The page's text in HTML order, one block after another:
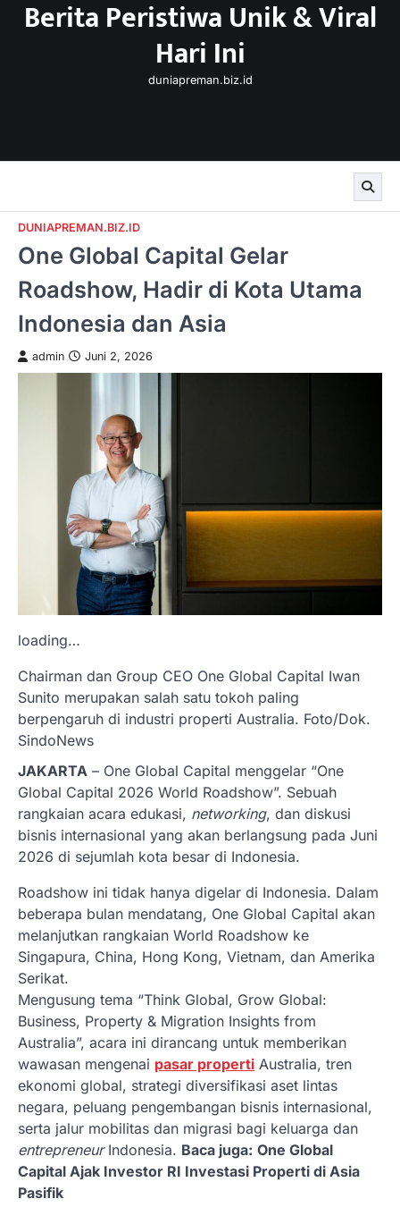
SkipBerita Peristiwa Unik & Viral
Hari Ini
duniapreman.biz.id
DUNIAPREMAN.BIZ.ID
One Global Capital Gelar
Roadshow, Hadir di Kota Utama
Indonesia dan Asia
admin Juni 2, 2026
loading…
Chairman dan Group CEO One Global Capital Iwan
Sunito merupakan salah satu tokoh paling
berpengaruh di industri properti Australia. Foto/Dok.
SindoNews
JAKARTA – One Global Capital menggelar “One
Global Capital 2026 World Roadshow”. Sebuah
rangkaian acara edukasi, networking, dan diskusi
bisnis internasional yang akan berlangsung pada Juni
2026 di sejumlah kota besar di Indonesia.
Roadshow ini tidak hanya digelar di Indonesia. Dalam
beberapa bulan mendatang, One Global Capital akan
melanjutkan rangkaian World Roadshow ke
Singapura, China, Hong Kong, Vietnam, dan Amerika
Serikat.
Mengusung tema “Think Global, Grow Global:
Business, Property & Migration Insights from
Australia”, acara ini dirancang untuk memberikan
wawasan mengenai pasar properti Australia, tren
ekonomi global, strategi diversifikasi aset lintas
negara, peluang pengembangan bisnis internasional,
serta jalur mobilitas dan migrasi bagi keluarga dan
entrepreneurIndonesia. Baca juga: One Global
Capital Ajak Investor RI Investasi Properti di Asia
Pasifik